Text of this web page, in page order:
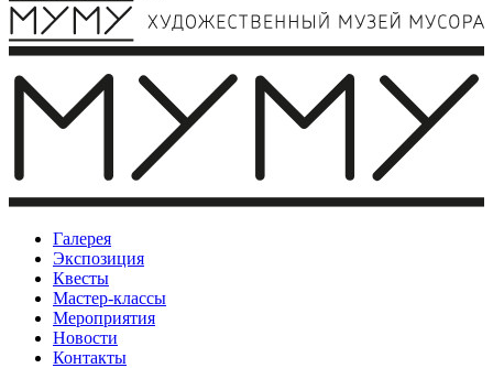
Галерея
Экспозиция
Квесты
Мастер-классы
Мероприятия
Новости
Контакты